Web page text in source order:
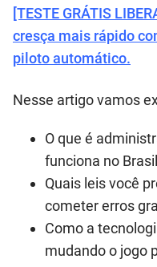
[TESTE GRÁTIS
cresça mais rápido
piloto automático.
Nesse artigo vamos
O que é
funciona no
Quais leis você
cometer erros
Como a
mudando o jogo